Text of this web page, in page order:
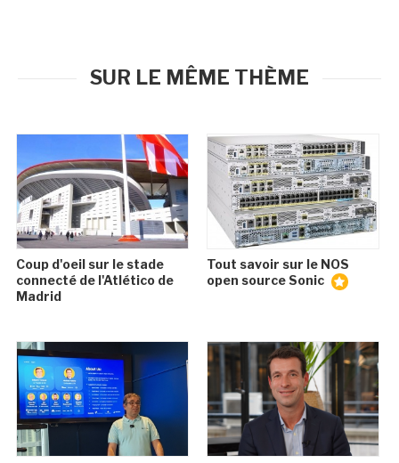
SUR LE MÊME THÈME
Coup d'oeil sur le stade
connecté de l'Atlético de
Madrid
Tout savoir sur le NOS
open source Sonic